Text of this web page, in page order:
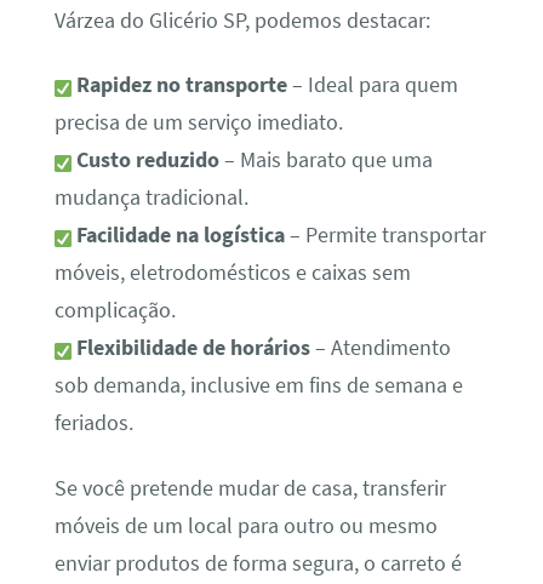
Várzea do Glicério SP, podemos destacar:
Rapidez no transporte– Ideal para quem
precisa de um serviço imediato.
Custo reduzido– Mais barato que uma
mudança tradicional.
Facilidade na logística– Permite transportar
móveis, eletrodomésticos e caixas sem
complicação.
Flexibilidade de horários– Atendimento
sob demanda, inclusive em fins de semana e
feriados.
Se você pretende mudar de casa, transferir
móveis de um local para outro ou mesmo
enviar produtos de forma segura, o carreto é